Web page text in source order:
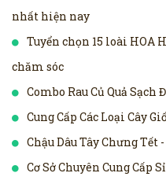
nhất hiện nay
Tuyển chọn 15 loài HOA
chăm sóc
Combo Rau Củ Quả Sạch
Cung Cấp Các Loại Cây
Chậu Dâu Tây Chưng Tết
Cơ Sở Chuyên Cung Cấp